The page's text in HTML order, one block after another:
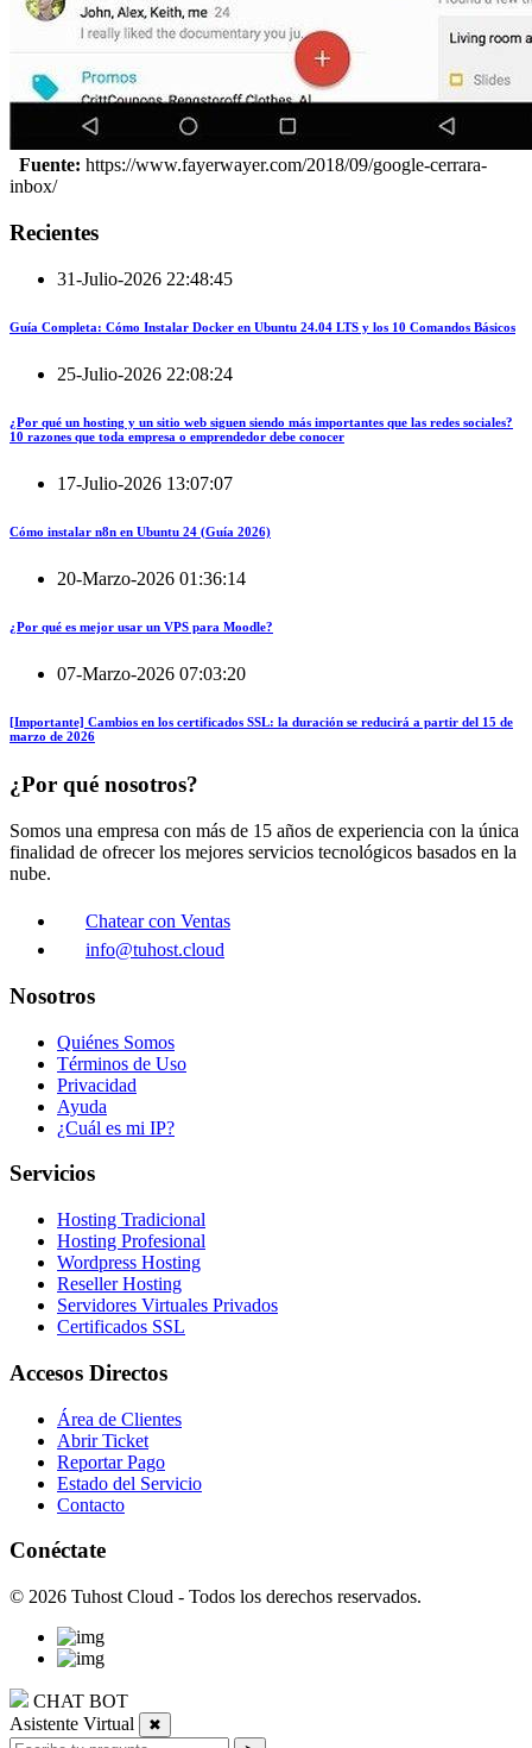
Fuente: https://www.fayerwayer.com/2018/09/google-cerrara-
inbox/
Recientes
31-Julio-2026 22:48:45
Guía Completa: Cómo Instalar Docker en Ubuntu 24.04 LTS y los 10 Comandos Básicos
25-Julio-2026 22:08:24
¿Por qué un hosting y un sitio web siguen siendo más importantes que las redes sociales?
10 razones que toda empresa o emprendedor debe conocer
17-Julio-2026 13:07:07
Cómo instalar n8n en Ubuntu 24 (Guía 2026)
20-Marzo-2026 01:36:14
¿Por qué es mejor usar un VPS para Moodle?
07-Marzo-2026 07:03:20
[Importante] Cambios en los certificados SSL: la duración se reducirá a partir del 15 de
marzo de 2026
¿Por qué nosotros?
Somos una empresa con más de 15 años de experiencia con la única
finalidad de ofrecer los mejores servicios tecnológicos basados en la
nube.
Chatear con Ventas
info@tuhost.cloud
Nosotros
Quiénes Somos
Términos de Uso
Privacidad
Ayuda
¿Cuál es mi IP?
Servicios
Hosting Tradicional
Hosting Profesional
Wordpress Hosting
Reseller Hosting
Servidores Virtuales Privados
Certificados SSL
Accesos Directos
Área de Clientes
Abrir Ticket
Reportar Pago
Estado del Servicio
Contacto
Conéctate
© 2026 Tuhost Cloud - Todos los derechos reservados.
CHAT BOT
Asistente Virtual
✖